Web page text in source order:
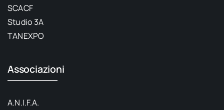
SCACF
Studio 3A
TANEXPO
Associazioni
A.N.I.F.A.